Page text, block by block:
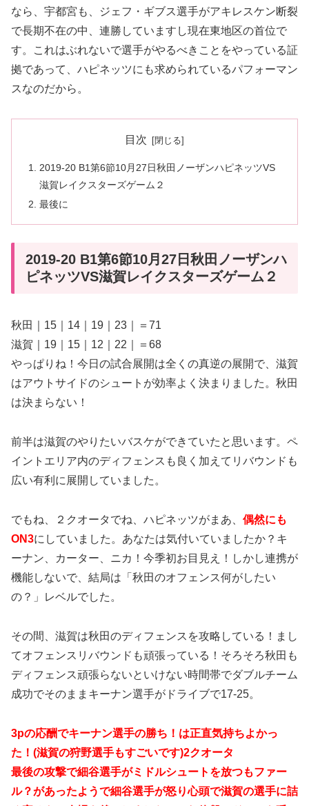
なら、宇都宮も、ジェフ・ギブス選手がアキレスケン断裂
で長期不在の中、連勝していますし現在東地区の首位で
す。これはぶれないで選手がやるべきことをやっている証
拠であって、ハピネッツにも求められているパフォーマン
スなのだから。
目次
2019-20 B1第6節10月27日秋田ノーザンハピネッツVS
滋賀レイクスターズゲーム２
最後に
2019-20 B1第6節10月27日秋田ノーザンハ
ピネッツVS滋賀レイクスターズゲーム２
秋田｜15｜14｜19｜23｜＝71
滋賀｜19｜15｜12｜22｜＝68
やっぱりね！今日の試合展開は全くの真逆の展開で、滋賀
はアウトサイドのシュートが効率よく決まりました。秋田
は決まらない！
前半は滋賀のやりたいバスケができていたと思います。ペ
イントエリア内のディフェンスも良く加えてリバウンドも
広い有利に展開していました。
でもね、２クオータでね、ハピネッツがまあ、 偶然にも
ON3にしていました。あなたは気付いていましたか？キ
ーナン、カーター、ニカ！今季初お目見え！しかし連携が
機能しないで、結局は「秋田のオフェンス何がしたい
の？」レベルでした。
その間、滋賀は秋田のディフェンスを攻略している！まし
てオフェンスリバウンドも頑張っている！そろそろ秋田も
ディフェンス頑張らないといけない時間帯でダブルチーム
成功でそのままキーナン選手がドライブで17-25。
3pの応酬でキーナン選手の勝ち！は正直気持ちよかっ
た！(滋賀の狩野選手もすごいです)2クオータ
最後の攻撃で細谷選手がミドルシュートを放つもファー
ル？があったようで細谷選手が怒り心頭で滋賀の選手に詰